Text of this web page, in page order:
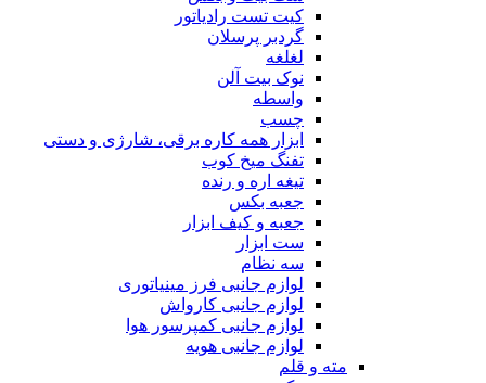
کیت تست رادیاتور
گردبر پرسلان
لغلغه
نوک بیت آلن
واسطه
چسب
ابزار همه کاره برقی، شارژی و دستی
تفنگ میخ کوب
تیغه اره و رنده
جعبه بکس
جعبه و کیف ابزار
ست ابزار
سه نظام
لوازم جانبی فرز مینیاتوری
لوازم جانبی کارواش
لوازم جانبی کمپرسور هوا
لوازم جانبی هویه
مته و قلم